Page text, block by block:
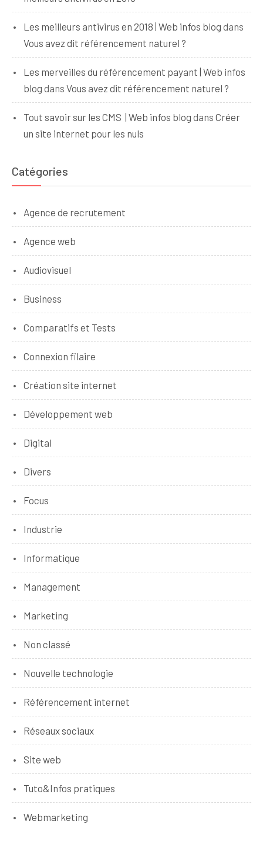
Les meilleurs antivirus en 2018 | Web infos blog dans
Vous avez dit référencement naturel ?
Les merveilles du référencement payant | Web infos
blog dans Vous avez dit référencement naturel ?
Tout savoir sur les CMS | Web infos blog dans Créer
un site internet pour les nuls
Catégories
Agence de recrutement
Agence web
Audiovisuel
Business
Comparatifs et Tests
Connexion filaire
Création site internet
Développement web
Digital
Divers
Focus
Industrie
Informatique
Management
Marketing
Non classé
Nouvelle technologie
Référencement internet
Réseaux sociaux
Site web
Tuto&Infos pratiques
Webmarketing